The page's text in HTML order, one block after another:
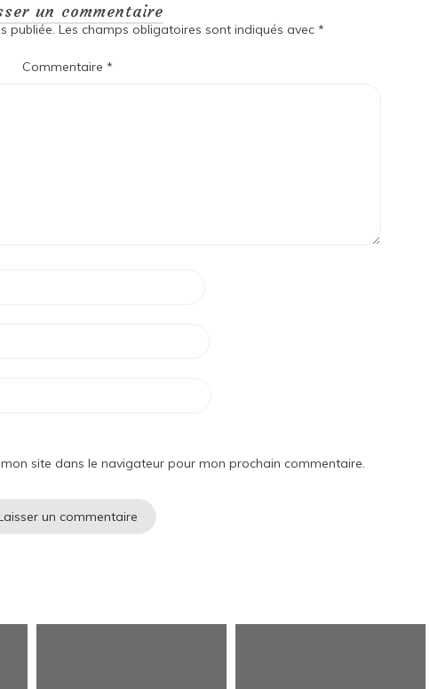
un commentaire
publiée. Les champs obligatoires sont indiqués avec *
Commentaire *
site dans le navigateur pour mon prochain commentaire.